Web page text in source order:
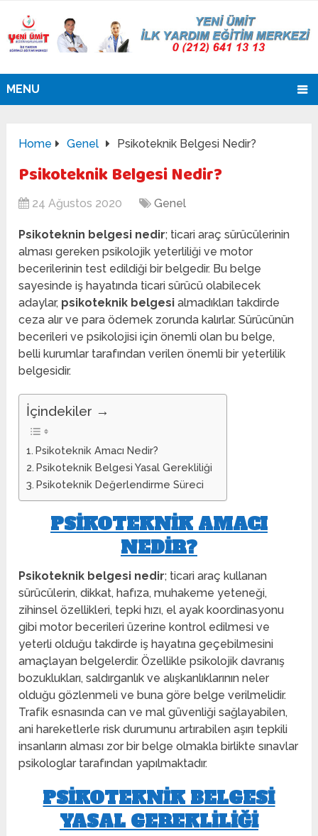
MENU
Home Genel Psikoteknik Belgesi Nedir?
Psikoteknik Belgesi Nedir?
24 Ağustos 2020 Genel
Psikoteknin belgesi nedir; ticari araç sürücülerinin
alması gereken psikolojik yeterliliği ve motor
becerilerinin test edildiği bir belgedir. Bu belge
sayesinde iş hayatında ticari sürücü olabilecek
adaylar, psikoteknik belgesi almadıkları takdirde
ceza alır ve para ödemek zorunda kalırlar. Sürücünün
becerileri ve psikolojisi için önemli olan bu belge,
belli kurumlar tarafından verilen önemli bir yeterlilik
belgesidir.
İçindekiler →
Psikoteknik Amacı Nedir?
Psikoteknik Belgesi Yasal Gerekliliği
Psikoteknik Değerlendirme Süreci
PSIKOTEKNIK AMACI
NEDIR?
Psikoteknik belgesi nedir; ticari araç kullanan
sürücülerin, dikkat, hafıza, muhakeme yeteneği,
zihinsel özellikleri, tepki hızı, el ayak koordinasyonu
gibi motor becerileri üzerine kontrol edilmesi ve
yeterli olduğu takdirde iş hayatına geçebilmesini
amaçlayan belgelerdir. Özellikle psikolojik davranış
bozuklukları, saldırganlık ve alışkanlıklarının neler
olduğu gözlenmeli ve buna göre belge verilmelidir.
Trafik esnasında can ve mal güvenliği sağlayabilen,
ani hareketlerle risk durumunu artırabilen aşırı tepkili
insanların alması zor bir belge olmakla birlikte sınavlar
psikologlar tarafından yapılmaktadır.
PSIKOTEKNIK BELGESI
YASAL GEREKLILIĞI